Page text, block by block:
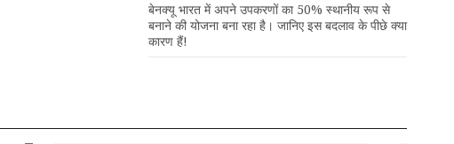
बेनक्यू भारत में अपने उपकरणों का 50% स्थानीय रूप से
बनाने की योजना बना रहा है। जानिए इस बदलाव के पीछे क्या
कारण हैं!